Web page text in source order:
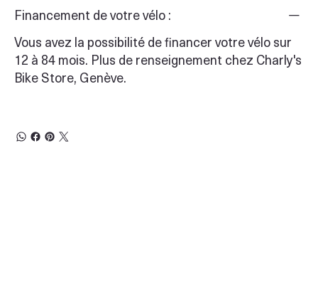
Financement de votre vélo :
Vous avez la possibilité de financer votre vélo sur
12 à 84 mois. Plus de renseignement chez Charly's
Bike Store, Genève.